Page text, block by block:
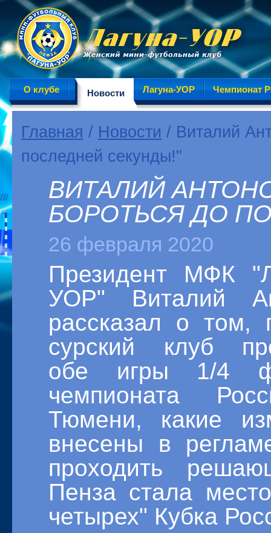
О клубе Новости Лагуна-УОР Чемпионат
Главная / Новости / Виталий
последней секунды!"
ВИТАЛИЙ
БОРОТЬСЯ ДО
26 февраля 2020
Президент МФК
УОР" Виталий
рассказал о том,
сурский клуб
обе игры 1/4
чемпионата
Тюмени, какие
внесены в
проходить
Пенза стала
четырех" Кубка